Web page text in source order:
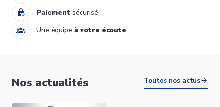
design 160X90 ARBLU
742,00 €
Ajouter au panier
Paiement sécurisé
Une équipe à votre écoute
Nos actualités Toutes nos actus